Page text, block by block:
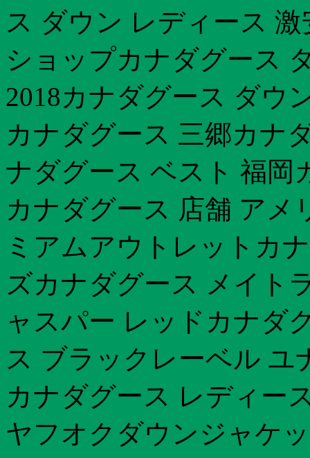
ス ダウン レディース
ショップカナダグース
2018カナダグース ダウ
カナダグース 三郷カナ
ナダグース ベスト 福岡
カナダグース 店舗 アメ
ミアムアウトレットカ
ズカナダグース メイト
ャスパー レッドカナダ
ス ブラックレーベル ユ
カナダグース レディー
ヤフオクダウンジャケ